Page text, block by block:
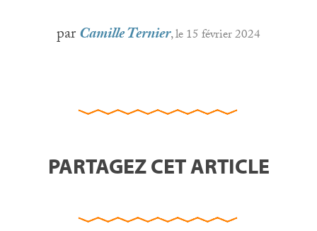
parCamille Ternier, le 15 février 2024
PARTAGEZ CET ARTICLE